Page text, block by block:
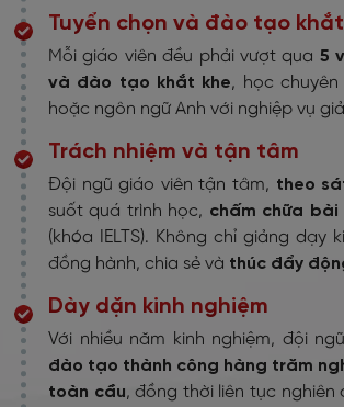
Tuyển chọn và đào tạo
Mỗi giáo viên đều phải vượt qua 5
và đào tạo khắt khe, học
hoặc ngôn ngữ Anh với nghiệp vụ
Trách nhiệm và tận tâm
Đội ngũ giáo viên tận tâm, theo
suốt quá trình học, chấm chữa
(khóa IELTS). Không chỉ giảng dạy
đồng hành, chia sẻ và thúc đẩy
Dày dặn kinh nghiệm
Với nhiều năm kinh nghiệm, đội
đào tạo thành công hàng trăm
toàn cầu, đồng thời liên tục nghiên